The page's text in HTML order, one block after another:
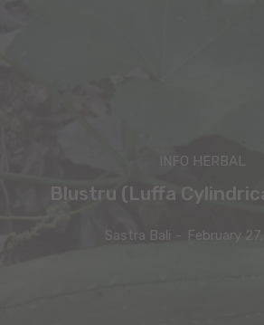
INFO HERBAL
Blustru (Luffa
Sastra Bali - February